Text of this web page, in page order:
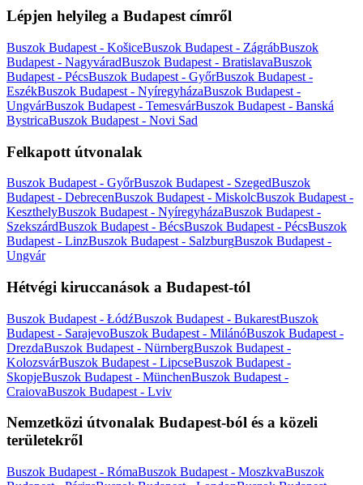
Lépjen helyileg a Budapest címről
Buszok Budapest - KošiceBuszok Budapest - ZágrábBuszok
Budapest - NagyváradBuszok Budapest - BratislavaBuszok
Budapest - PécsBuszok Budapest - GyőrBuszok Budapest -
EszékBuszok Budapest - NyíregyházaBuszok Budapest -
UngvárBuszok Budapest - TemesvárBuszok Budapest - Banská
BystricaBuszok Budapest - Novi Sad
Felkapott útvonalak
Buszok Budapest - GyőrBuszok Budapest - SzegedBuszok
Budapest - DebrecenBuszok Budapest - MiskolcBuszok Budapest -
KeszthelyBuszok Budapest - NyíregyházaBuszok Budapest -
SzekszárdBuszok Budapest - BécsBuszok Budapest - PécsBuszok
Budapest - LinzBuszok Budapest - SalzburgBuszok Budapest -
Ungvár
Hétvégi kiruccanások a Budapest-tól
Buszok Budapest - ŁódźBuszok Budapest - BukarestBuszok
Budapest - SarajevoBuszok Budapest - MilánóBuszok Budapest -
DrezdaBuszok Budapest - NürnbergBuszok Budapest -
KolozsvárBuszok Budapest - LipcseBuszok Budapest -
SkopjeBuszok Budapest - MünchenBuszok Budapest -
CraiovaBuszok Budapest - Lviv
Nemzetközi útvonalak Budapest-ból és a közeli
területekről
Buszok Budapest - RómaBuszok Budapest - MoszkvaBuszok